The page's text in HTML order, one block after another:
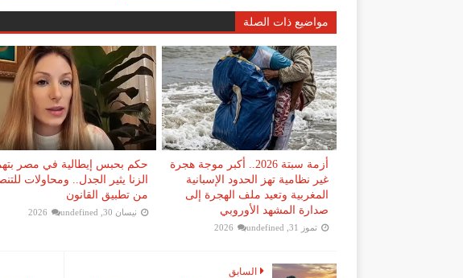
مواضيع ذات الصلة
أزمة سبتة 2026.. أكبر موجة هجرة
غير نظامية تهز الحدود الإسبانية
المغربية وتعيد ملف الهجرة إلى
صدارة المشهد الأوروبي
تموز 31, 2026 undefined
حكم بحبس إيطالية في مصر
الزنا يثير الجدل.. ومحاولات
من تطبيق القانون
نيسان 30, 2026 undefined
السابق